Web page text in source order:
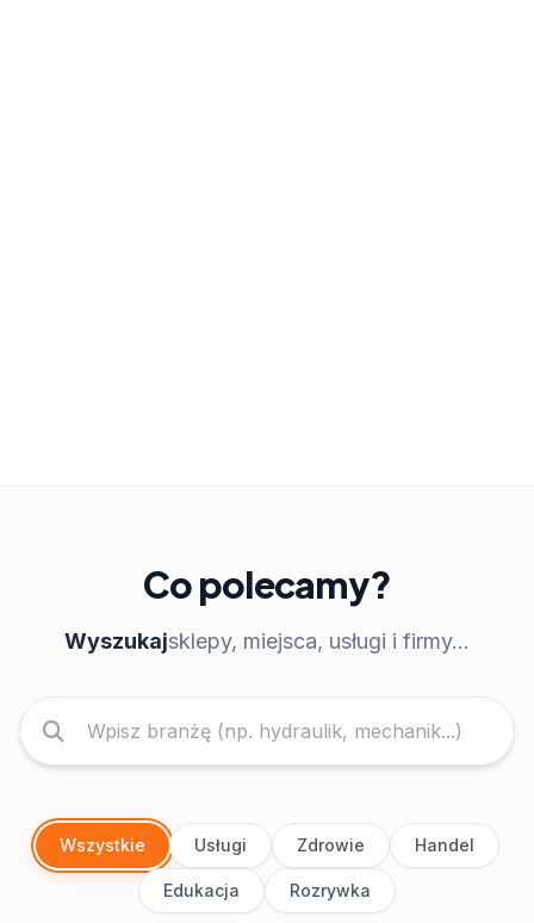
Co polecamy?
Wyszukajsklepy, miejsca, usługi i firmy...
Wszystkie Usługi Zdrowie Handel
Edukacja Rozrywka